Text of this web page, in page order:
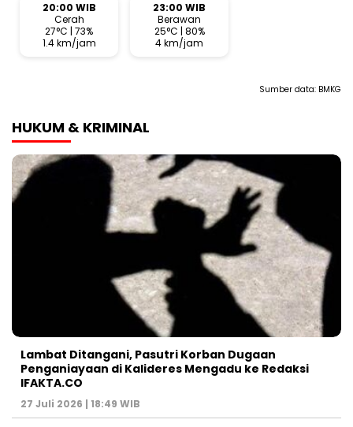
20:00 WIB
Cerah
27°C | 73%
1.4 km/jam
23:00 WIB
Berawan
25°C | 80%
4 km/jam
Sumber data: BMKG
HUKUM & KRIMINAL
Lambat Ditangani, Pasutri Korban Dugaan
Penganiayaan di Kalideres Mengadu ke Redaksi
IFAKTA.CO
27 Juli 2026 | 18:49 WIB